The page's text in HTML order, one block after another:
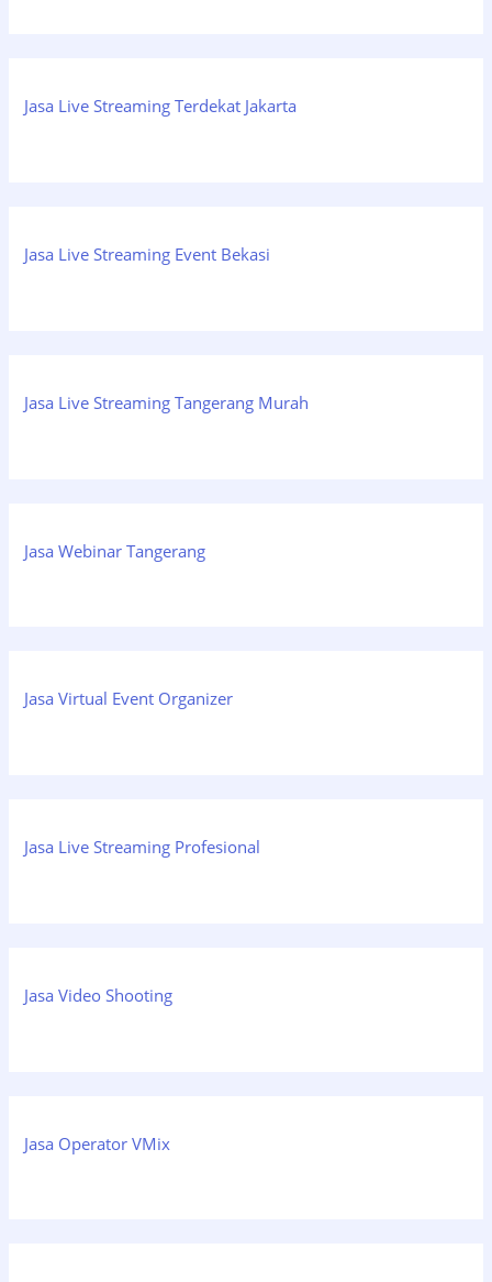
Jasa Live Streaming Terdekat Jakarta
Jasa Live Streaming Event Bekasi
Jasa Live Streaming Tangerang Murah
Jasa Webinar Tangerang
Jasa Virtual Event Organizer
Jasa Live Streaming Profesional
Jasa Video Shooting
Jasa Operator VMix